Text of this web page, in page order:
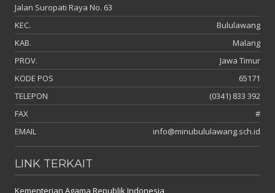
Jalan Suropati Raya No. 63
KEC.
Bululawang
KAB.
Malang
PROV.
Jawa Timur
KODE POS
65171
TELEPON
(0341) 833 392
FAX
#
EMAIL
info@minubululawang.sch.id
LINK TERKAIT
Kementerian Agama Republik Indonesia